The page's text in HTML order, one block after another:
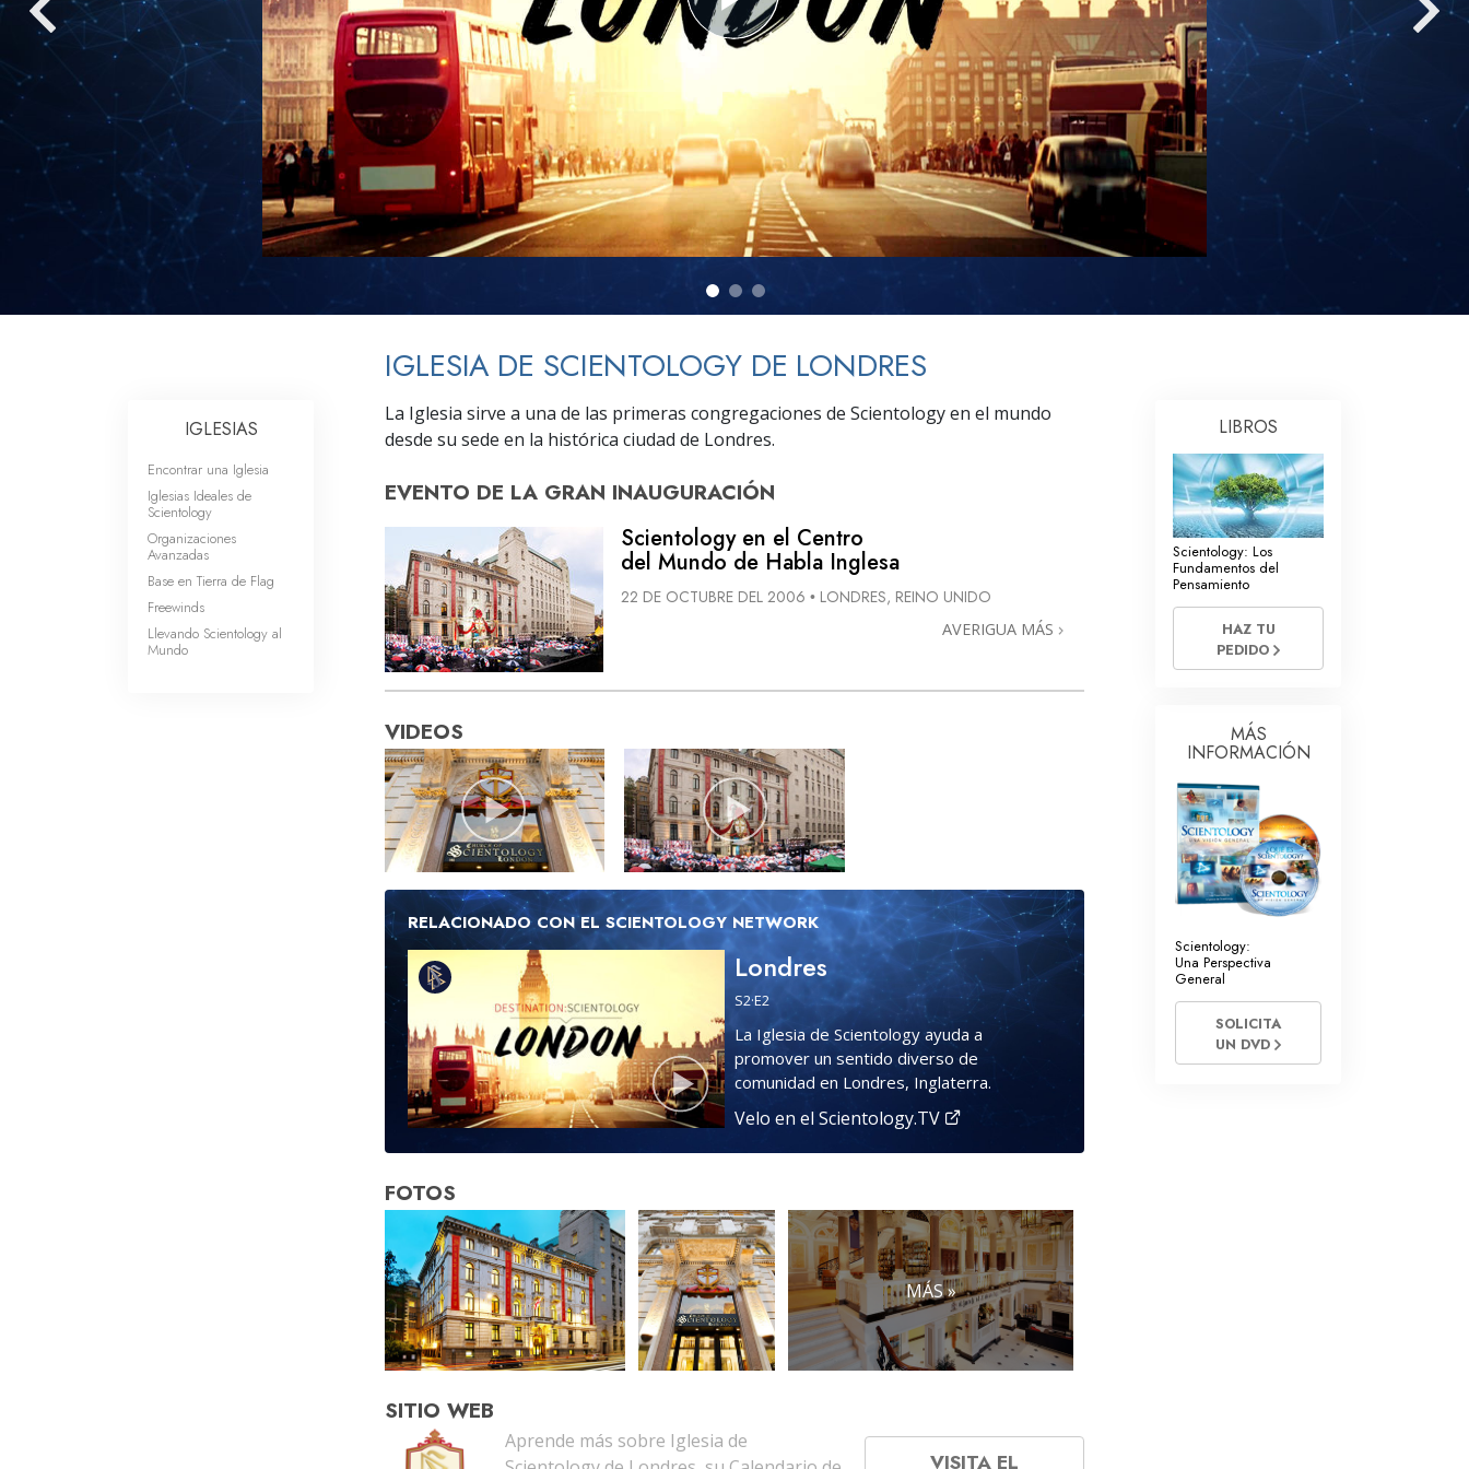
Amor y Odio: ¿Qué es Grandeza?
Respuestas a las Drogas
Los Niños
Herramientas para el Entorno Laboral
La Ética y las
Condiciones
La Causa de la Supresión
Investigaciones
La Comunicación
IGLESIA DE SCIENTOLOGY DE LONDRES
La Iglesia sirve a una de las primeras congregaciones de Scientology en el mundo
desde su sede en la histórica ciudad de Londres.
EVENTO DE LA GRAN INAUGURACIÓN
Scientology en el Centro
del Mundo de Habla Inglesa
22 DE OCTUBRE DEL 2006 • LONDRES, REINO UNIDO
AVERIGUA MÁS
VIDEOS
RELACIONADO CON EL SCIENTOLOGY NETWORK
Londres
S2·E2
La Iglesia de Scientology ayuda a
promover un sentido diverso de
comunidad en Londres, Inglaterra.
Velo en el Scientology.TV
FOTOS
MÁS »
SITIO WEB
Aprende más sobre Iglesia de
VISITA EL
IGLESIAS
Encontrar una Iglesia
Iglesias Ideales de
Scientology
Organizaciones
Avanzadas
Base en Tierra de Flag
Freewinds
Llevando Scientology al
Mundo
LIBROS
Scientology: Los
Fundamentos del
Pensamiento
HAZ TU
PEDIDO
MÁS
INFORMACIÓN
Scientology:
Una Perspectiva
General
SOLICITA
UN DVD